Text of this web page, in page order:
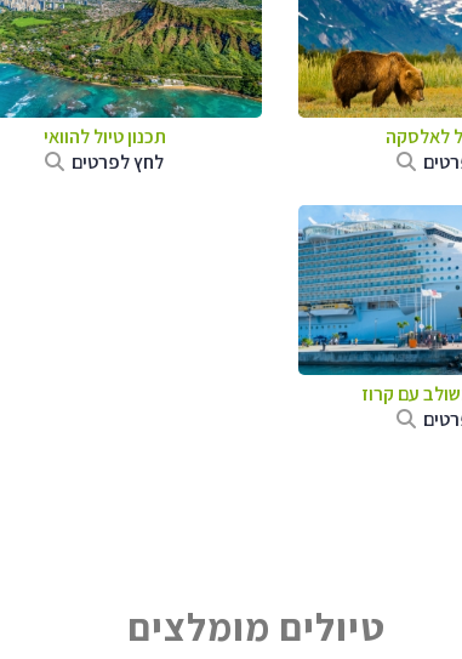
לאלסקה
תכנון טיול להוואי
לחץ לפרטים
עם קרוז
טיולים מומלצים